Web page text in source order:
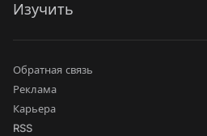
Изучить
Обратная связь
Реклама
Карьера
RSS